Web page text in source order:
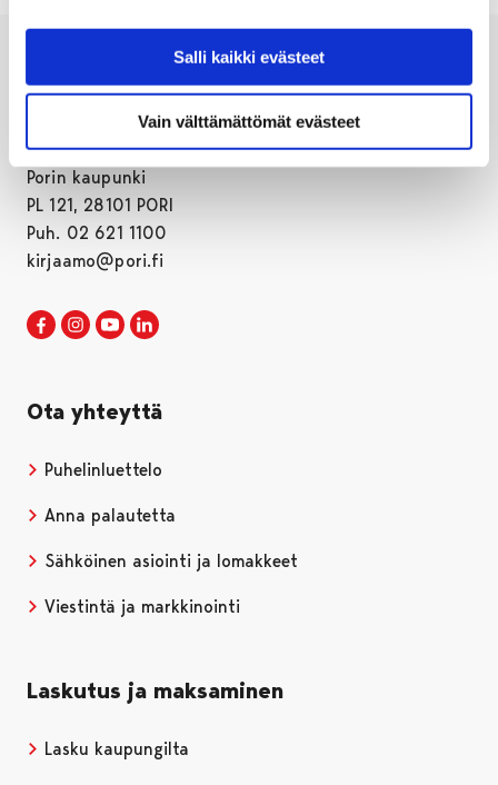
Salli kaikki evästeet
Vain välttämättömät evästeet
Porin kaupunki
PL 121, 28101 PORI
Puh. 02 621 1100
kirjaamo@pori.fi
Porin kaupunki Facebookissa
Avautuu uudessa välilehdessä
Porin kaupunki Instagramissa
Avautuu uudessa välilehdessä
Porin kaupunki Youtubessa
Avautuu uudessa välilehdessä
Ota yhteyttä
Puhelinluettelo
Anna palautetta
Sähköinen asiointi ja lomakkeet
Viestintä ja markkinointi
Laskutus ja maksaminen
Lasku kaupungilta